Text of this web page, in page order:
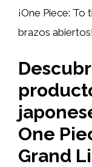
¡One Piece:
brazos abiertos!
One
Grand